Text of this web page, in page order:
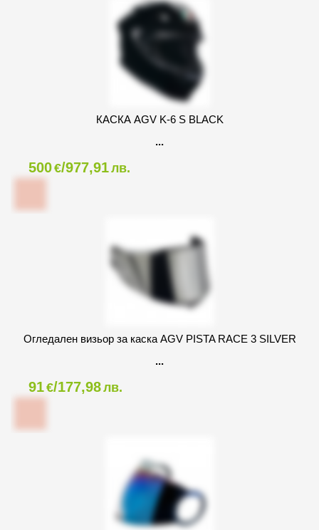
КАСКА AGV K-6 S BLACK
500€/977,91лв.
Огледален визьор за каска AGV PISTA RACE 3 SILVER
91€/177,98лв.